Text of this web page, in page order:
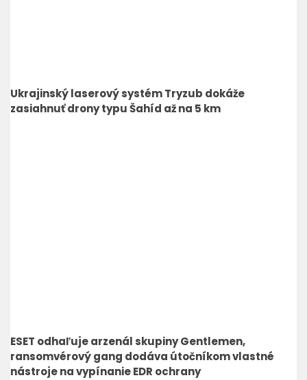
Ukrajinský laserový systém Tryzub dokáže
zasiahnuť drony typu Šahíd až na 5 km
ESET odhaľuje arzenál skupiny Gentlemen,
ransomvérový gang dodáva útočníkom vlastné
nástroje na vypínanie EDR ochrany